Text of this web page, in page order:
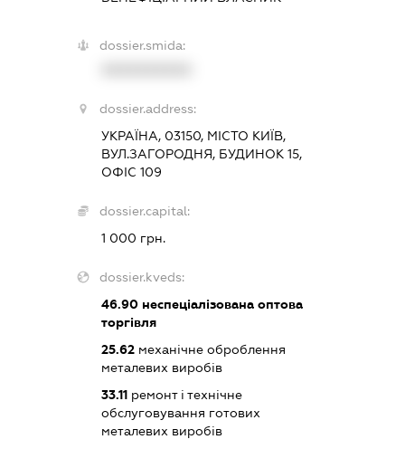
dossier.smida:
dossier.address:
УКРАЇНА, 03150, МІСТО КИЇВ,
ВУЛ.ЗАГОРОДНЯ, БУДИНОК 15,
ОФІС 109
dossier.capital:
1 000 грн.
dossier.kveds:
46.90неспеціалізована оптова
торгівля
25.62механічне оброблення
металевих виробів
33.11ремонт і технічне
обслуговування готових
металевих виробів